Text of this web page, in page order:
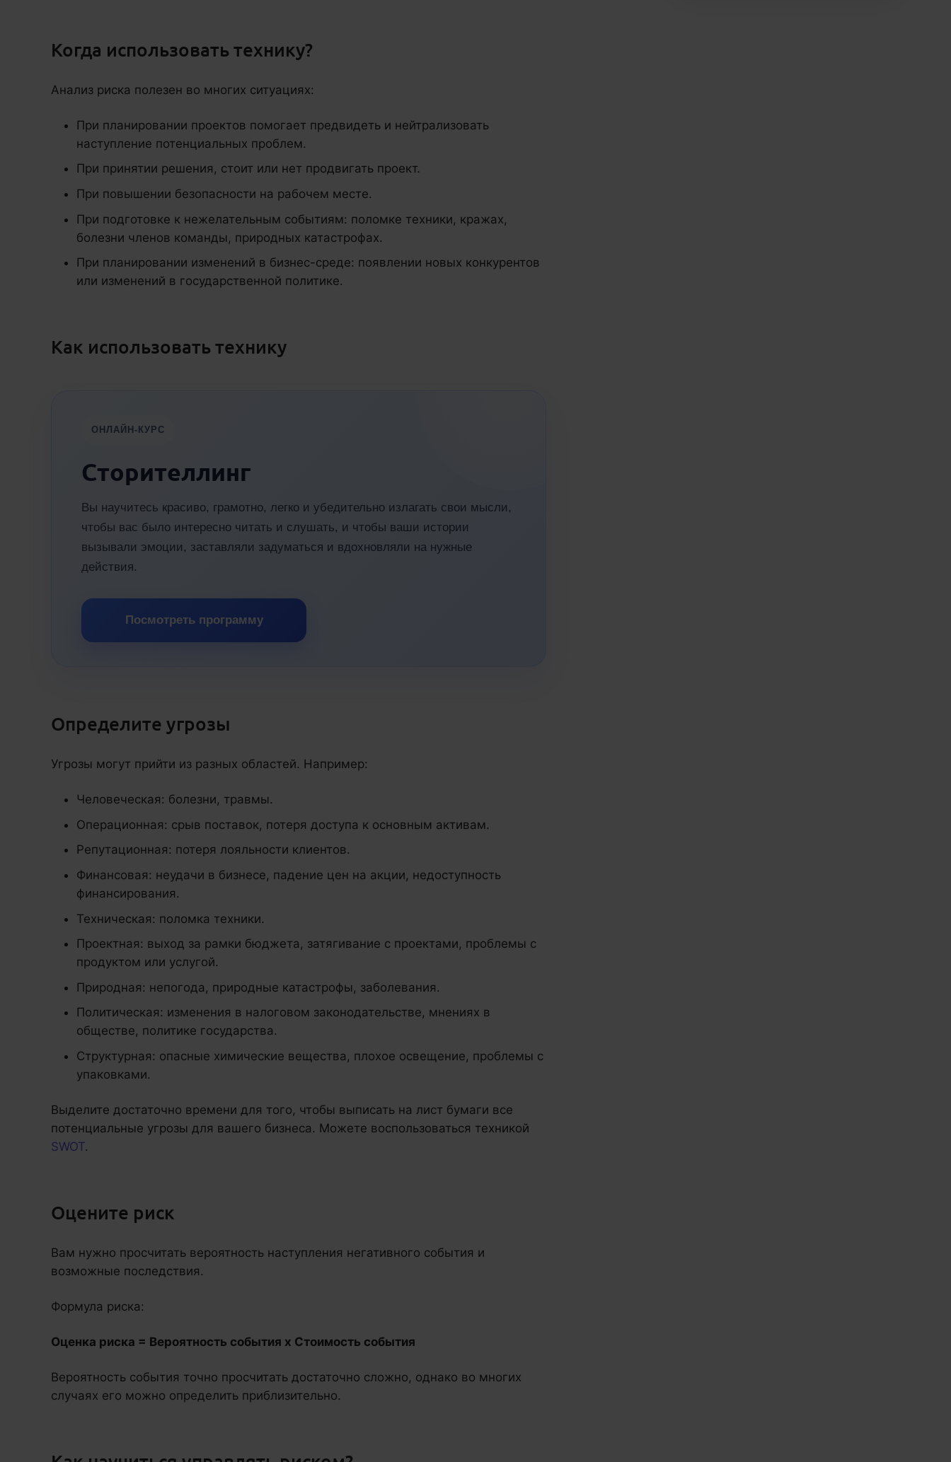
Когда использовать технику?
Анализ риска полезен во многих ситуациях:
При планировании проектов помогает предвидеть и нейтрализовать
наступление потенциальных проблем.
При принятии решения, стоит или нет продвигать проект.
При повышении безопасности на рабочем месте.
При подготовке к нежелательным событиям: поломке техники, кражах,
болезни членов команды, природных катастрофах.
При планировании изменений в бизнес-среде: появлении новых конкурентов
или изменений в государственной политике.
Как использовать технику
ОНЛАЙН-КУРС
Сторителлинг
Вы научитесь красиво, грамотно, легко и убедительно излагать свои мысли,
чтобы вас было интересно читать и слушать, и чтобы ваши истории
вызывали эмоции, заставляли задуматься и вдохновляли на нужные
действия.
Посмотреть программу
Определите угрозы
Угрозы могут прийти из разных областей. Например:
Человеческая: болезни, травмы.
Операционная: срыв поставок, потеря доступа к основным активам.
Репутационная: потеря лояльности клиентов.
Финансовая: неудачи в бизнесе, падение цен на акции, недоступность
финансирования.
Техническая: поломка техники.
Проектная: выход за рамки бюджета, затягивание с проектами, проблемы с
продуктом или услугой.
Природная: непогода, природные катастрофы, заболевания.
Политическая: изменения в налоговом законодательстве, мнениях в
обществе, политике государства.
Структурная: опасные химические вещества, плохое освещение, проблемы с
упаковками.
Выделите достаточно времени для того, чтобы выписать на лист бумаги все
потенциальные угрозы для вашего бизнеса. Можете воспользоваться техникой
SWOT.
Оцените риск
Вам нужно просчитать вероятность наступления негативного события и
возможные последствия.
Формула риска:
Оценка риска = Вероятность события х Стоимость события
Вероятность события точно просчитать достаточно сложно, однако во многих
случаях его можно определить приблизительно.